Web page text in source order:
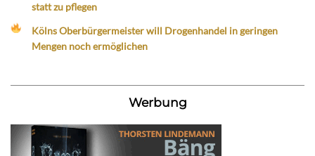
statt zu pflegen
Kölns Oberbürgermeister will Drogenhandel in geringen
Mengen noch ermöglichen
Werbung